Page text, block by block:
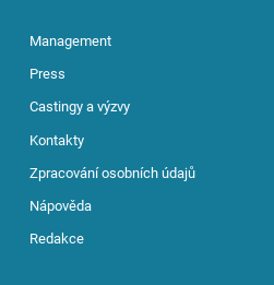
Management
Press
Castingy a výzvy
Kontakty
Zpracování osobních údajů
Nápověda
Redakce